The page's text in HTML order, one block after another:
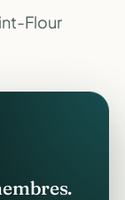
Flour